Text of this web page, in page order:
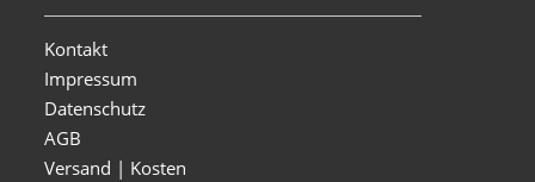
Kontakt
Impressum
Datenschutz
AGB
Versand | Kosten